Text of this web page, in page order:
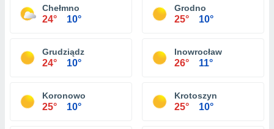
Chełmno
24° 10°
Grodno
25° 10°
Grudziądz
24° 10°
Inowrocław
26° 11°
Koronowo
25° 10°
Krotoszyn
25° 10°